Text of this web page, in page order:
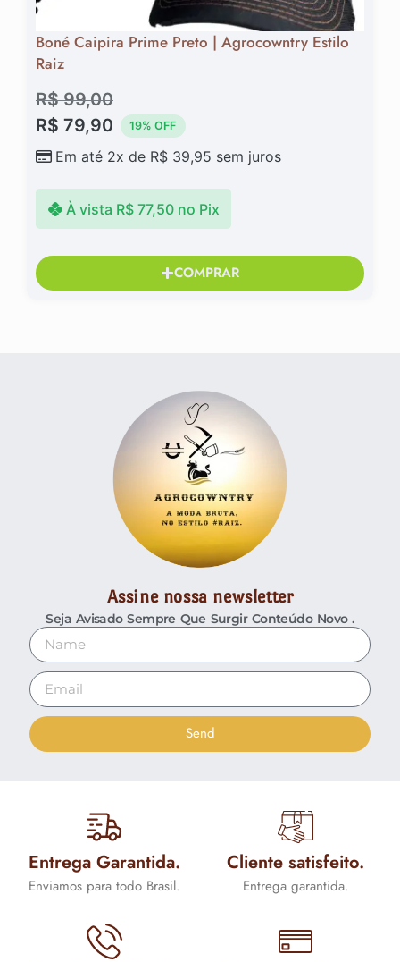
Boné Caipira Prime Preto | Agrocowntry Estilo
Raiz
R$99,00
R$ 79,90 19% OFF
Em até 2x de R$ 39,95 sem juros
À vista R$77,50 no Pix
COMPRAR
Assine nossa newsletter
Seja Avisado Sempre Que Surgir Conteúdo Novo .
Send
Entrega Garantida.
Enviamos para todo Brasil.
Cliente satisfeito.
Entrega garantida.